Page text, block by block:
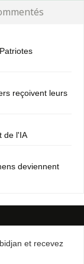
reçoivent leurs
de l'IA
deviennent
et recevez